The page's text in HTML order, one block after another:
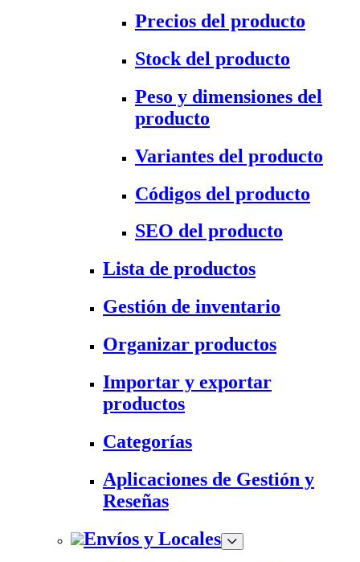
Precios del producto
Stock del producto
Peso y dimensiones del
producto
Variantes del producto
Códigos del producto
SEO del producto
Lista de productos
Gestión de inventario
Organizar productos
Importar y exportar
productos
Categorías
Aplicaciones de Gestión y
Reseñas
Envíos y Locales